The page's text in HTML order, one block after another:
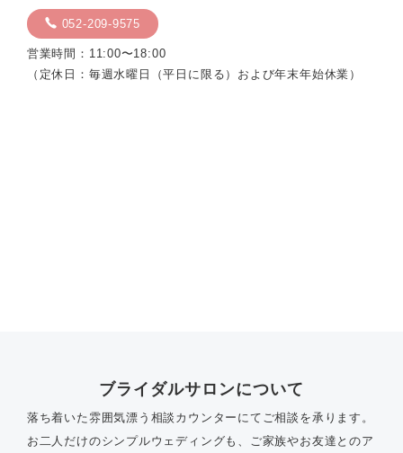
052-209-9575
営業時間：11:00〜18:00
（定休日：毎週水曜日（平日に限る）および年末年始休業）
ブライダルサロンについて
落ち着いた雰囲気漂う相談カウンターにてご相談を承ります。
お二人だけのシンプルウェディングも、ご家族やお友達とのア